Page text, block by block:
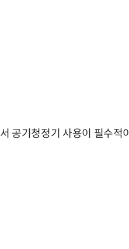
공기청정기 사용이 필수적이